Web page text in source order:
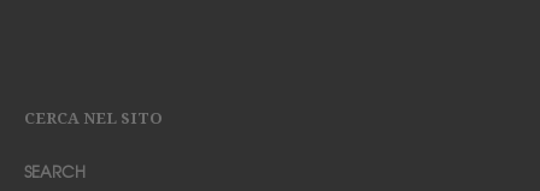
CERCA NEL SITO
SEARCH